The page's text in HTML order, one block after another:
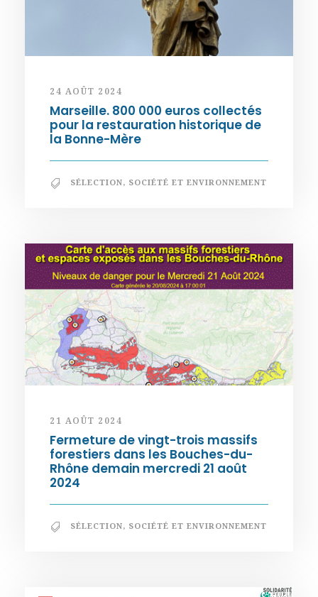
24 AOÛT 2024
Marseille. 800 000 euros collectés
pour la restauration historique de
la Bonne-Mère
SÉLECTION, SOCIÉTÉ ET ENVIRONNEMENT
21 AOÛT 2024
Fermeture de vingt-trois massifs
forestiers dans les Bouches-du-
Rhône demain mercredi 21 août
2024
SÉLECTION, SOCIÉTÉ ET ENVIRONNEMENT